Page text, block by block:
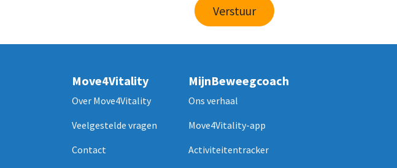
Verstuur
Move4Vitality
Over Move4Vitality
Veelgestelde vragen
Contact
MijnBeweegcoach
Ons verhaal
Move4Vitality-app
Activiteitentracker